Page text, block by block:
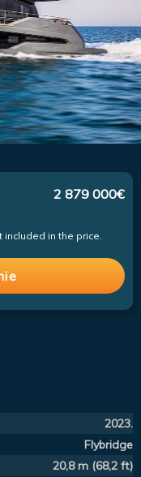
2 879 000€
in the price.
2023.
Flybridge
20,8 m (68,2 ft)